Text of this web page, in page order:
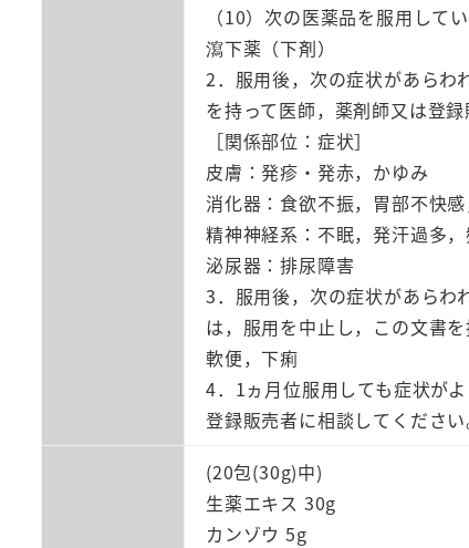
（10）次の医薬品を服用して
瀉下薬（下剤）
2．服用後，次の症状があらわ
を持って医師，薬剤師又は登
［関係部位：症状］
皮膚：発疹・発赤，かゆみ
消化器：食欲不振，胃部不快
精神神経系：不眠，発汗過多
泌尿器：排尿障害
3．服用後，次の症状があらわ
は，服用を中止し，この文書
軟便，下痢
4．1ヵ月位服用しても症状が
登録販売者に相談してください
(20包(30g)中)
生薬エキス 30g
カンゾウ 5g